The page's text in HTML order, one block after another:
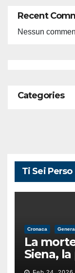
Recent
Nessun
Categories
Ti Sei Perso
Cronaca
La
Siena,
di